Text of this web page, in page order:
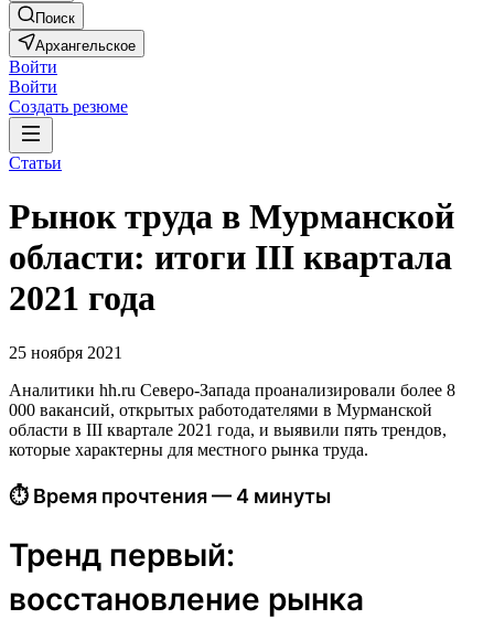
Поиск
Архангельское
Войти
Войти
Создать резюме
Статьи
Рынок труда в Мурманской
области: итоги III квартала
2021 года
25 ноября 2021
Аналитики hh.ru Северо-Запада проанализировали более 8
000 вакансий, открытых работодателями в Мурманской
области в III квартале 2021 года, и выявили пять трендов,
которые характерны для местного рынка труда.
⏱ Время прочтения — 4 минуты
Тренд первый:
восстановление рынка